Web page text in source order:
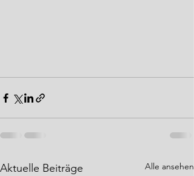
Aktuelle Beiträge Alle ansehen